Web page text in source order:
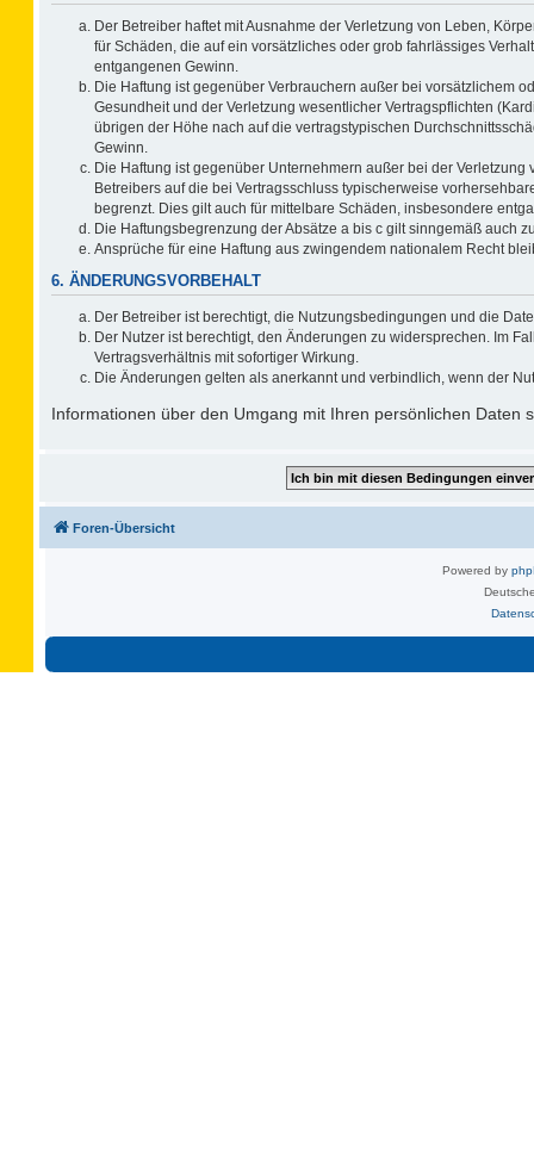
Der Betreiber haftet mit Ausnahme der Verletzung von Leben,
für Schäden, die auf ein vorsätzliches oder grob fahrlässiges
entgangenen Gewinn.
Die Haftung ist gegenüber Verbrauchern außer bei vorsätzlichem
Gesundheit und der Verletzung wesentlicher Vertragspflichten
übrigen der Höhe nach auf die vertragstypischen
Gewinn.
Die Haftung ist gegenüber Unternehmern außer bei der
Betreibers auf die bei Vertragsschluss typischerweise
begrenzt. Dies gilt auch für mittelbare Schäden, insbesondere
Die Haftungsbegrenzung der Absätze a bis c gilt sinngemäß auch
Ansprüche für eine Haftung aus zwingendem nationalem Recht
6. ÄNDERUNGSVORBEHALT
Der Betreiber ist berechtigt, die Nutzungsbedingungen und die
Der Nutzer ist berechtigt, den Änderungen zu widersprechen. Im
Vertragsverhältnis mit sofortiger Wirkung.
Die Änderungen gelten als anerkannt und verbindlich, wenn der
Informationen über den Umgang mit Ihren persönlichen Daten
Foren-Übersicht
Powered by